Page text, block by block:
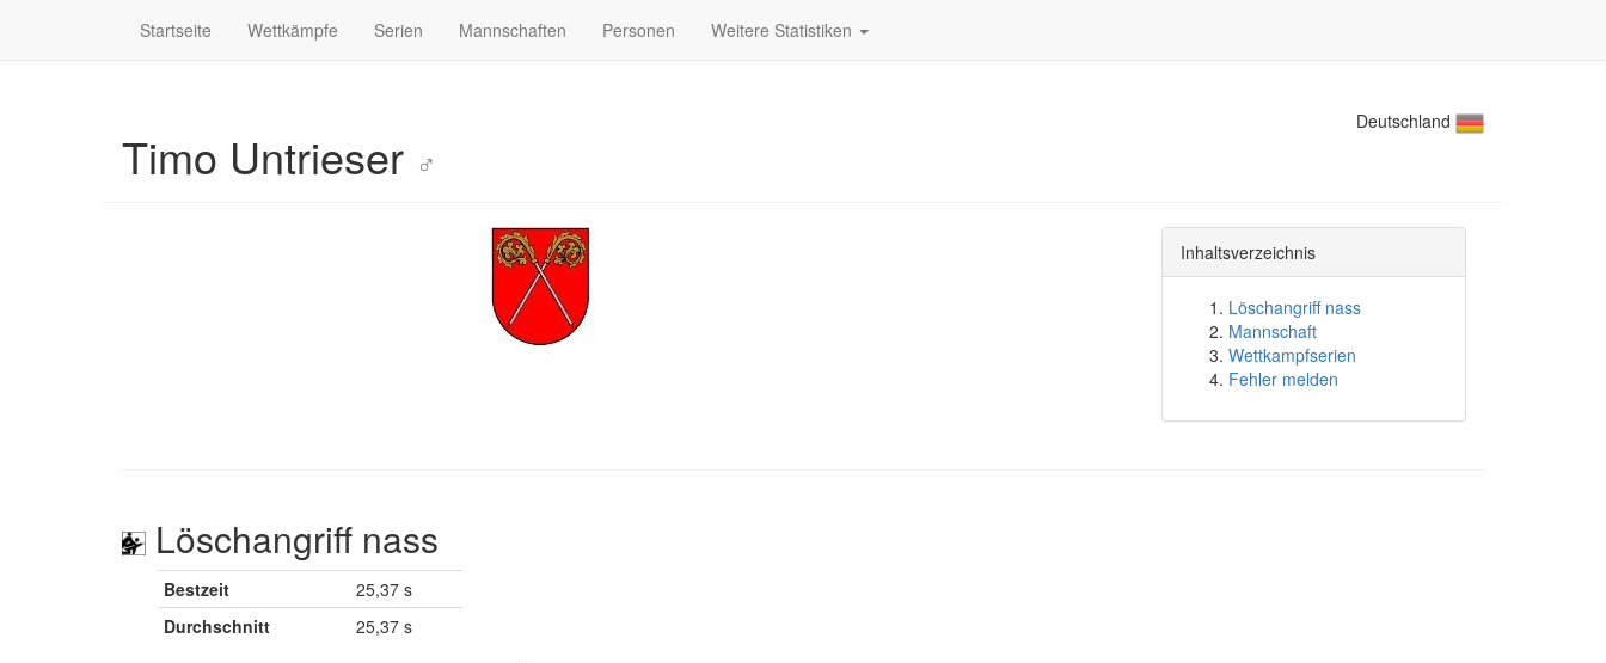
Startseite Wettkämpfe Serien Mannschaften Personen Weitere Statistiken
Deutschland
Timo Untrieser ♂
Inhaltsverzeichnis
Löschangriff nass
Mannschaft
Wettkampfserien
Fehler melden
Löschangriff nass
Bestzeit
25,37 s
Durchschnitt
25,37 s